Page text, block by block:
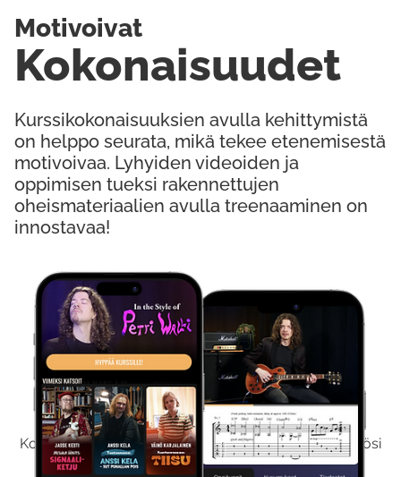
Kokeile Ilmaiseksi
Kokeilemalla ilmaiseksi saat koko sisältömme käyttöösi
viikon ajaksi.
Kurssikokonaisuuksien avulla kehittymistä
on helppo seurata, mikä tekee etenemisestä
motivoivaa. Lyhyiden videoiden ja
oppimisen tueksi rakennettujen
oheismateriaalien avulla treenaaminen on
innostavaa!
Kokonaisuudet
Motivoivat